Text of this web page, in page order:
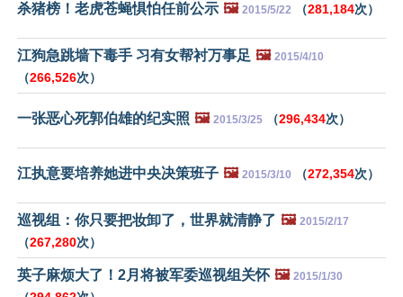
杀猪榜！老虎苍蝇惧怕任前公示 🖼️ 2015/5/22 （281,184次）
江狗急跳墙下毒手 习有女帮衬万事足 🖼️ 2015/4/10
（266,526次）
一张恶心死郭伯雄的纪实照 🖼️ 2015/3/25 （296,434次）
江执意要培养她进中央决策班子 🖼️ 2015/3/10 （272,354次）
巡视组：你只要把妆卸了，世界就清静了 🖼️ 2015/2/17
（267,280次）
英子麻烦大了！2月将被军委巡视组关怀 🖼️ 2015/1/30